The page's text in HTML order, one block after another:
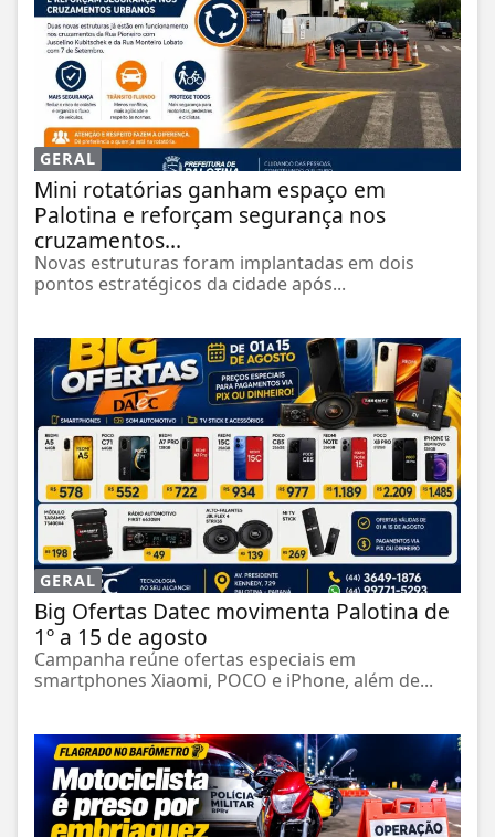
GERAL
Mini rotatórias ganham espaço em
Palotina e reforçam segurança nos
cruzamentos...
Novas estruturas foram implantadas em dois
pontos estratégicos da cidade após...
GERAL
Big Ofertas Datec movimenta Palotina de
1º a 15 de agosto
Campanha reúne ofertas especiais em
smartphones Xiaomi, POCO e iPhone, além de...